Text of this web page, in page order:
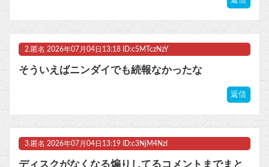
マスク 十兆円を失う‥投資家「アメリカ党？バカかコイツw」
ビットコイン再び1600万円へ。ドル円は147円に
Powered by livedoor 相互RSS
2. 匿名 2026年07月04日13:18 ID:c5MTczNzY
そういえばニンダイでも続報なかったな
返信
3. 匿名 2026年07月04日13:19 ID:c3NjM4NzI
ディスクがなくなる煽りしてるコメントまでまと